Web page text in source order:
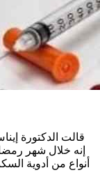
قالت الدكتورة
إنه خلال شهر
أنواع من أدوية